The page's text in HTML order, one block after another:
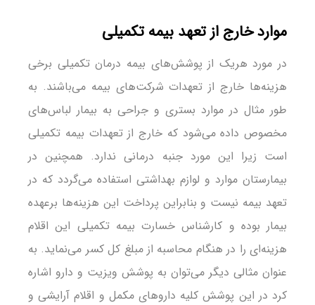
موارد خارج از تعهد بیمه تکمیلی
در مورد هریک از پوشش‌های بیمه درمان تکمیلی برخی
هزینه‎‌ها خارج از تعهدات شرکت‌های بیمه می‌باشند. به
طور مثال در موارد بستری و جراحی به بیمار لباس‌های
مخصوص داده می‌شود که خارج از تعهدات بیمه تکمیلی
است زیرا این مورد جنبه درمانی ندارد. همچنین در
بیمارستان موارد و لوازم بهداشتی استفاده می‌گردد که در
تعهد بیمه نیست و بنابراین پرداخت این هزینه‌ها برعهده
بیمار بوده و کارشناس خسارت بیمه تکمیلی این اقلام
هزینه‌ای را در هنگام محاسبه از مبلغ کل کسر می‌نماید. به
عنوان مثالی دیگر می‌توان به پوشش ویزیت و دارو اشاره
کرد در این پوشش کلیه داروهای مکمل و اقلام آرایشی و